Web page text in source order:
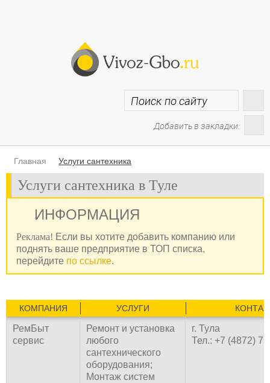
Добавить в закладки:
Главная Услуги сантехника
Услуги сантехника в Туле
ИНФОРМАЦИЯ
Реклама! Если вы хотите добавить компанию или
поднять ваше предприятие в ТОП списка,
перейдите по ссылке.
КОМПАНИЯ УСЛУГИ
РемБыт
сервис
Ремонт и установка
любого
сантехнического
оборудования;
Монтаж систем
г. Тула
Тел.: +7 (4872)